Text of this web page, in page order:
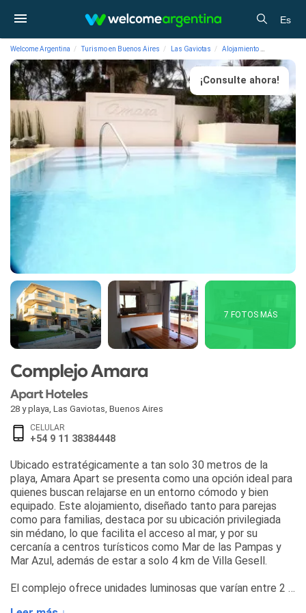
Es
Welcome Argentina Turismo en Buenos Aires Las Gaviotas Alojamiento
¡Consulte ahora!
7 FOTOS MÁS
Complejo Amara
Apart Hoteles
28 y playa Las Gaviotas Buenos Aires
CELULAR
+54 9 11 38384448
Ubicado estratégicamente a tan solo 30 metros de la
playa, Amara Apart se presenta como una opción ideal para
quienes buscan relajarse en un entorno cómodo y bien
equipado. Este alojamiento, diseñado tanto para parejas
como para familias, destaca por su ubicación privilegiada
sin médano, lo que facilita el acceso al mar, y por su
cercanía a centros turísticos como Mar de las Pampas y
Mar Azul, además de estar a solo 4 km de Villa Gesell.
El complejo ofrece unidades luminosas que varían entre 2 y